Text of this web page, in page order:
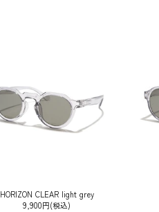
HORIZON CLEAR light grey
9,900円(税込)